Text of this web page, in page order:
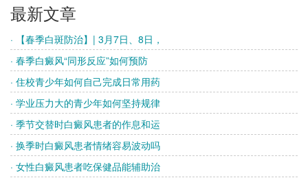
最新文章
· 【春季白斑防治】| 3月7日、8日，
· 春季白癜风“同形反应”如何预防
· 住校青少年如何自己完成日常用药
· 学业压力大的青少年如何坚持规律
· 季节交替时白癜风患者的作息和运
· 换季时白癜风患者情绪容易波动吗
· 女性白癜风患者吃保健品能辅助治